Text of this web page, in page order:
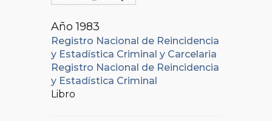
Año 1983
Registro Nacional de Reincidencia
y Estadística Criminal y Carcelaria
Registro Nacional de Reincidencia
y Estadística Criminal
Libro